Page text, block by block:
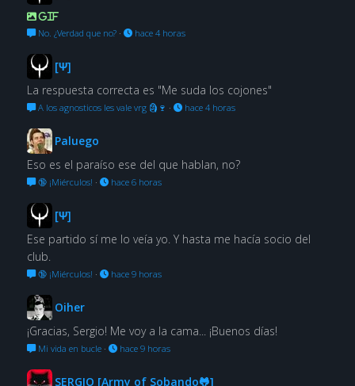
GIF
No. ¿Verdad que no?· hace 4 horas
[Ψ]
La respuesta correcta es "Me suda los cojones"
A los agnosticos les vale vrg 🗿🍷 · hace 4 horas
Paluego
Eso es el paraíso ese del que hablan, no?
🔞 ¡Miérculos! · hace 6 horas
[Ψ]
Ese partido sí me lo veía yo. Y hasta me hacía socio del
club.
🔞 ¡Miérculos! · hace 9 horas
Oiher
¡Gracias, Sergio! Me voy a la cama... ¡Buenos días!
Mi vida en bucle· hace 9 horas
SERGIO [Army of Sobando🐸]